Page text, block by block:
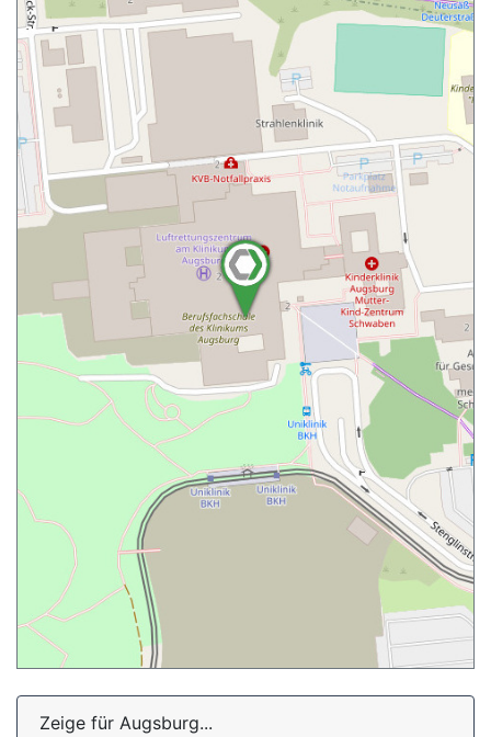
Zeige für Augsburg...